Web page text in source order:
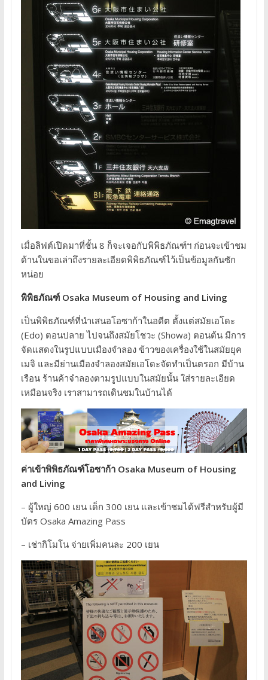
เมื่อลิฟต์เปิดมาที่ชั้น 8 ก็จะเจอกับพิพิธภัณฑ์ฯ ก่อนจะเข้าชม
ด้านในขอเล่าถึงรายละเอียดพิพิธภัณฑ์ไว้เป็นข้อมูลกันซัก
หน่อย
พิพิธภัณฑ์ Osaka Museum of Housing and Living
เป็นพิพิธภัณฑ์ที่นำเสนอโอซาก้าในอดีต ตั้งแต่สมัยเอโดะ
(Edo) ตอนปลาย ไปจนถึงสมัยโชวะ (Showa) ตอนต้น มีการ
จัดแสดงในรูปแบบเมืองจำลอง ข้าวของเครื่องใช้ในสมัยยุค
เมจิ และมีย่านเมืองจำลองสมัยเอโดะจัดทำเป็นตรอก มีบ้าน
เรือน ร้านค้าจำลองตามรูปแบบในสมัยนั้น ใส่รายละเอียด
เหมือนจริง เราสามารถเดินชมในบ้านได้
ค่าเข้าพิพิธภัณฑ์โอซาก้า Osaka Museum of Housing
and Living
– ผู้ใหญ่ 600 เยน เด็ก 300 เยน และเข้าชมได้ฟรีสำหรับผู้มี
บัตร Osaka Amazing Pass
– เช่ากิโมโน จ่ายเพิ่มคนละ 200 เยน